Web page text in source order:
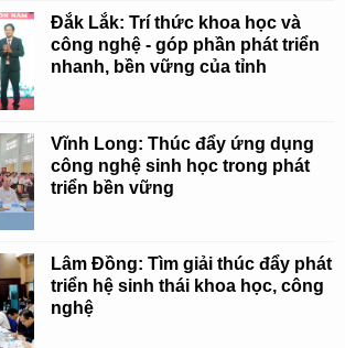
Đắk Lắk: Trí thức khoa học và
công nghệ - góp phần phát triển
nhanh, bền vững của tỉnh
Vĩnh Long: Thúc đẩy ứng dụng
công nghệ sinh học trong phát
triển bền vững
Lâm Đồng: Tìm giải thúc đẩy phát
triển hệ sinh thái khoa học, công
nghệ